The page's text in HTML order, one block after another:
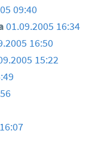
09:40
01.09.2005 16:34
16:50
15:22